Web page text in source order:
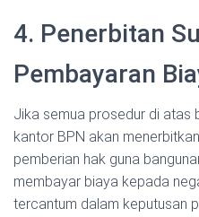
4. Penerbitan
Pembayaran
Jika semua prosedur di atas
kantor BPN akan
pemberian hak guna
membayar biaya kepada
tercantum dalam keputusan